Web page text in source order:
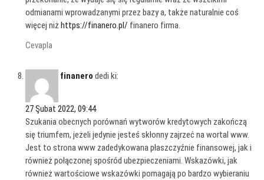
odmianami wprowadzanymi przez bazy a, także naturalnie coś
więcej niżhttps://finanero.pl/ finanero firma.
Cevapla
finanero dedi ki:
27 Şubat 2022, 09:44
Szukania obecnych porównań wytworów kredytowych zakończą
się triumfem, jeżeli jedynie jesteś skłonny zajrzeć na wortal www.
Jest to strona www zadedykowana płaszczyźnie finansowej, jak i
również połączonej spośród ubezpieczeniami. Wskazówki, jak
również wartościowe wskazówki pomagają po bardzo wybieraniu